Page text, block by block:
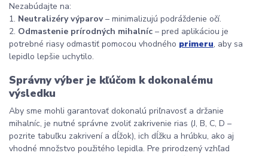
Nezabúdajte na:
1. Neutralizéry výparov – minimalizujú podráždenie očí.
2. Odmastenie prírodných mihalníc – pred aplikáciou je
potrebné riasy odmastiť pomocou vhodného primeru, aby sa
lepidlo lepšie uchytilo.
Správny výber je kľúčom k dokonalému
výsledku
Aby sme mohli garantovať dokonalú priľnavosť a držanie
mihalníc, je nutné správne zvoliť zakrivenie rias (J, B, C, D –
pozrite tabuľku zakrivení a dĺžok), ich dĺžku a hrúbku, ako aj
vhodné množstvo použitého lepidla. Pre prirodzený vzhľad